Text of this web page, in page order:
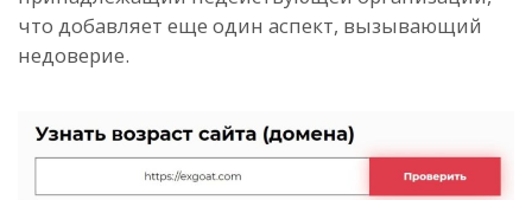
что добавляет еще один аспект, вызывающий
недоверие.